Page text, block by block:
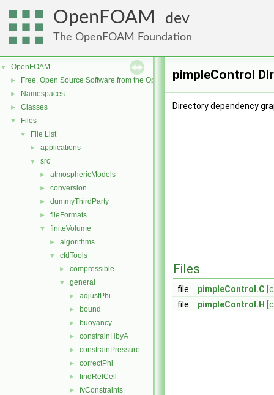
OpenFOAM dev
The OpenFOAM Foundation
▼ OpenFOAM
► Free, Open Source Software from the OpenFOAM Foundation
► Namespaces
► Classes
▼ Files
▼ File List
► applications
▼ src
► atmosphericModels
► conversion
► dummyThirdParty
► fileFormats
▼ finiteVolume
► algorithms
▼ cfdTools
► compressible
▼ general
► adjustPhi
► bound
► buoyancy
► constrainHbyA
► constrainPressure
► correctPhi
► findRefCell
► fvConstraints
pimpleControl
Directory dependency
Files
file pimpleControl.C
file
pimpleControl.H